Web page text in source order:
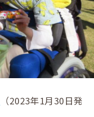
（2023年1月30日発